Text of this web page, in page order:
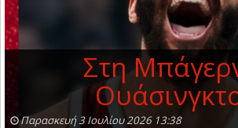
Στη
Παρασκευή 3 Ιουλίου 2026 13:38